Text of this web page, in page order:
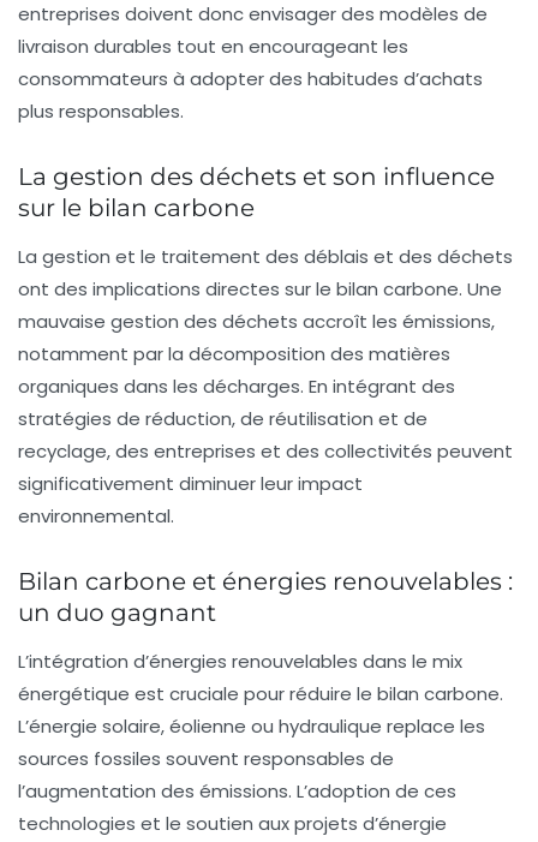
entreprises doivent donc envisager des modèles de
livraison durables tout en encourageant les
consommateurs à adopter des habitudes d’achats
plus responsables.
La gestion des déchets et son influence
sur le bilan carbone
La gestion et le traitement des déblais et des déchets
ont des implications directes sur le bilan carbone. Une
mauvaise gestion des déchets accroît les émissions,
notamment par la décomposition des matières
organiques dans les décharges. En intégrant des
stratégies de réduction, de réutilisation et de
recyclage, des entreprises et des collectivités peuvent
significativement diminuer leur impact
environnemental.
Bilan carbone et énergies renouvelables :
un duo gagnant
L’intégration d’énergies renouvelables dans le mix
énergétique est cruciale pour réduire le bilan carbone.
L’énergie solaire, éolienne ou hydraulique replace les
sources fossiles souvent responsables de
l’augmentation des émissions. L’adoption de ces
technologies et le soutien aux projets d’énergie